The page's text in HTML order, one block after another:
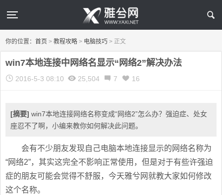
你的位置：首页 > 教程攻略 > 电脑技巧 > 正文
win7本地连接中网络名显示“网络2”解决办法
2016-5-3 08:10 25,504 7 16
[摘要] win7本地连接网络名称变成“网络2”怎么办？强迫症、处女
座忍不了啊，小编来教你如何解决此问题。
会有不少朋友发现自己电脑本地连接显示的网络名称为
“网络2”，其实这完全不影响正常使用，但是对于有些许强迫
症的朋友可能会觉得不舒服，今天雅兮网就教大家如何修改
这个名称。